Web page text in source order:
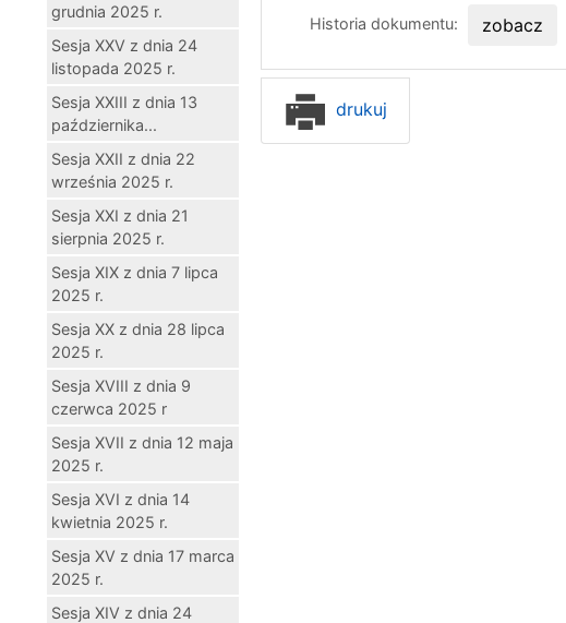
grudnia 2025 r.
Sesja XXV z dnia 24
listopada 2025 r.
Sesja XXIII z dnia 13
października...
Sesja XXII z dnia 22
września 2025 r.
Sesja XXI z dnia 21
sierpnia 2025 r.
Sesja XIX z dnia 7 lipca
2025 r.
Sesja XX z dnia 28 lipca
2025 r.
Sesja XVIII z dnia 9
czerwca 2025 r
Sesja XVII z dnia 12 maja
2025 r.
Sesja XVI z dnia 14
kwietnia 2025 r.
Sesja XV z dnia 17 marca
2025 r.
Sesja XIV z dnia 24
Historia dokumentu:
zobacz
drukuj